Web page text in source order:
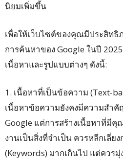
นิยมเพิ่มขึ้น
เพื่อให้เว็บไซต์ของคุณมีประสิท
การค้นหาของ Google ในปี
เนื้อหาและรูปแบบต่างๆ ดังนี้:
1. เนื้อหาที่เป็นข้อความ (Text-
เนื้อหาข้อความยังคงมีความสำ
Google แต่การสร้างเนื้อหาที่มี
งานเป็นสิ่งที่จำเป็น ควรหลีกเลี่ย
(Keywords) มากเกินไป แต่ควร